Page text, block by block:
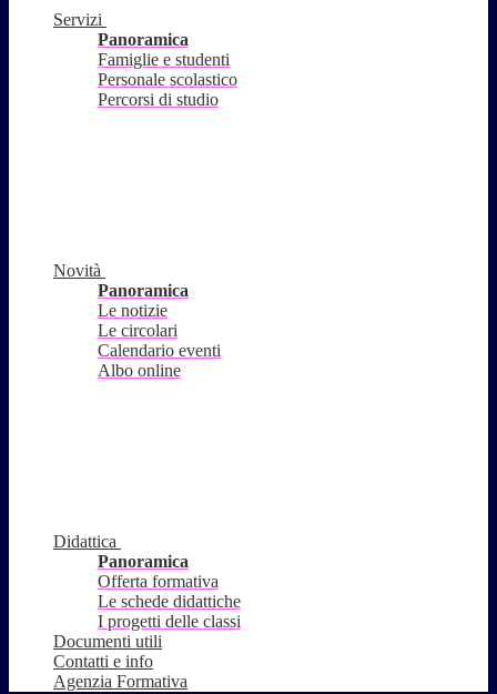
Servizi
Panoramica
Famiglie e studenti
Personale scolastico
Percorsi di studio
Novità
Panoramica
Le notizie
Le circolari
Calendario eventi
Albo online
Didattica
Panoramica
Offerta formativa
Le schede didattiche
I progetti delle classi
Documenti utili
Contatti e info
Agenzia Formativa